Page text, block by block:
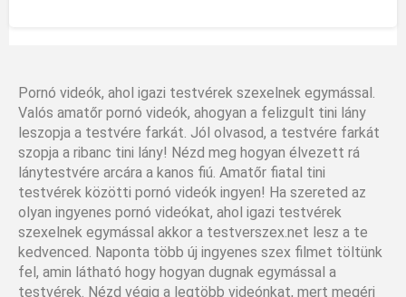
Pornó videók, ahol igazi testvérek szexelnek egymással.
Valós amatőr pornó videók, ahogyan a felizgult tini lány
leszopja a testvére farkát. Jól olvasod, a testvére farkát
szopja a ribanc tini lány! Nézd meg hogyan élvezett rá
lánytestvére arcára a kanos fiú. Amatőr fiatal tini
testvérek közötti pornó videók ingyen! Ha szereted az
olyan ingyenes pornó videókat, ahol igazi testvérek
szexelnek egymással akkor a testverszex.net lesz a te
kedvenced. Naponta több új ingyenes szex filmet töltünk
fel, amin látható hogy hogyan dugnak egymással a
testvérek. Nézd végig a legtöbb videónkat, mert megéri